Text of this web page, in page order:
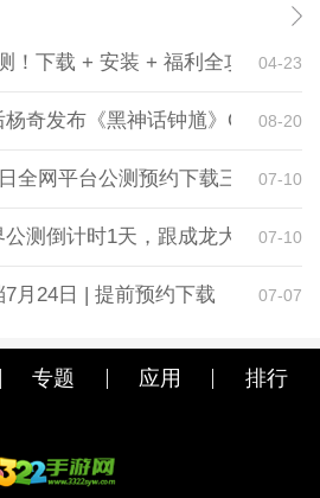
！下载 + 安装 + 福利全攻略，一
04-23
杨奇发布《黑神话钟馗》CG！预
08-20
全网平台公测预约下载三端同步
07-10
测倒计时1天，跟成龙大哥一起
07-10
月24日 | 提前预约下载 07-07
专题 应用 排行